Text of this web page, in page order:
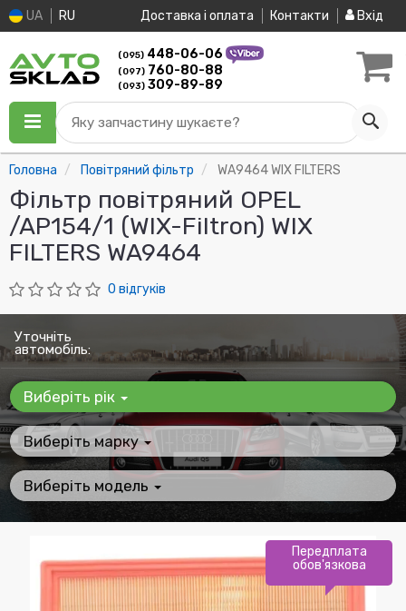
UA RU Доставка і оплата Контакти Вхід
(095) 448-06-06
(097) 760-80-88
(093) 309-89-89
Яку запчастину шукаєте?
Головна Повітряний фільтр WA9464 WIX FILTERS
Фільтр повітряний OPEL
/AP154/1 (WIX-Filtron) WIX
FILTERS WA9464
0 відгуків
Уточніть
автомобіль:
Виберіть рік
Виберіть марку
Виберіть модель
Передплата
обов'язкова